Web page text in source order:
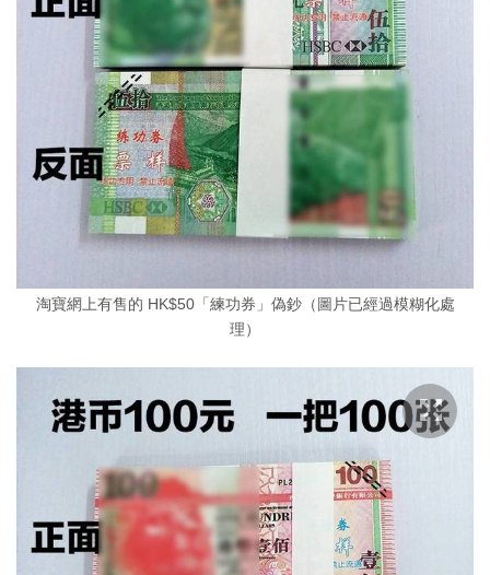
淘寶網上有售的 HK$50「練功券」偽鈔（圖片已經過模糊化處
理）